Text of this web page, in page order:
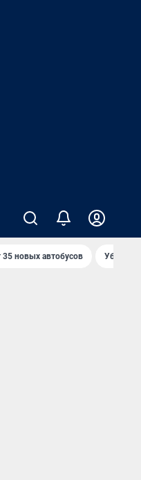
35 новых автобусов Убийца